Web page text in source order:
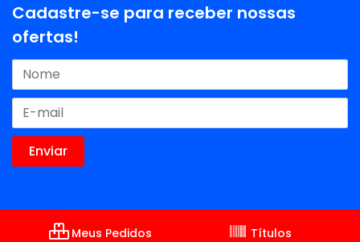
Cadastre-se para receber nossas
ofertas!
Meus Pedidos
Títulos